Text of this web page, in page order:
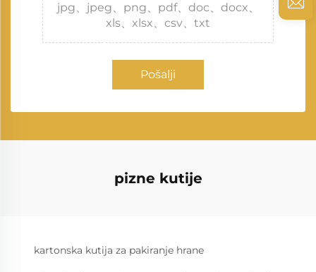
jpg、jpeg、png、pdf、doc、docx、
xls、xlsx、csv、txt
Pošalji
pizne kutije
kartonska kutija za pakiranje hrane